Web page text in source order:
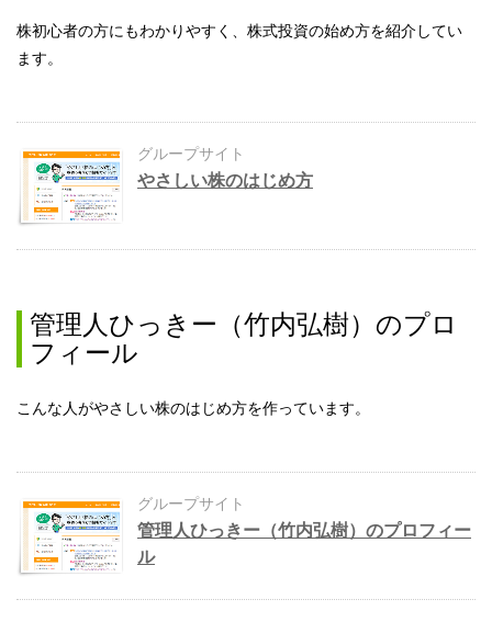
株初心者の方にもわかりやすく、株式投資の始め方を紹介してい
ます。
グループサイト
やさしい株のはじめ方
管理人ひっきー（竹内弘樹）のプロ
フィール
こんな人がやさしい株のはじめ方を作っています。
グループサイト
管理人ひっきー（竹内弘樹）のプロフィー
ル